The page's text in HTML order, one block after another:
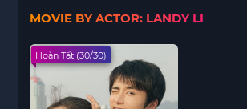
MOVIE BY ACTOR: LANDY LI
Hoàn Tất (30/30)